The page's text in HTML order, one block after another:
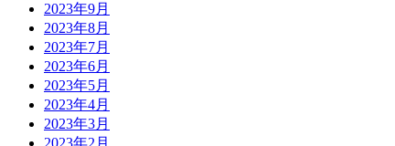
2023年9月
2023年8月
2023年7月
2023年6月
2023年5月
2023年4月
2023年3月
2023年2月